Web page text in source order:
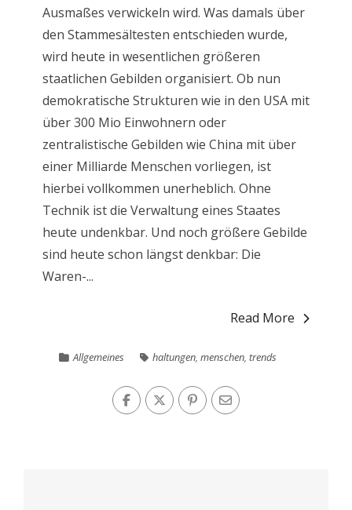
Ausmaßes verwickeln wird. Was damals über
den Stammesältesten entschieden wurde,
wird heute in wesentlichen größeren
staatlichen Gebilden organisiert. Ob nun
demokratische Strukturen wie in den USA mit
über 300 Mio Einwohnern oder
zentralistische Gebilden wie China mit über
einer Milliarde Menschen vorliegen, ist
hierbei vollkommen unerheblich. Ohne
Technik ist die Verwaltung eines Staates
heute undenkbar. Und noch größere Gebilde
sind heute schon längst denkbar: Die
Waren-...
Read More
Allgemeines haltungen,menschen,trends